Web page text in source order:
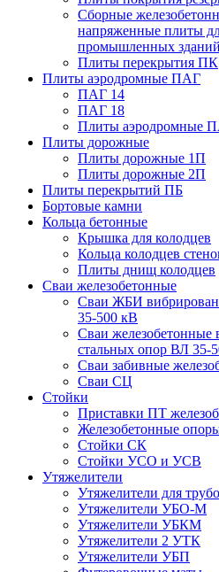
Сборные
напряженные плиты
промышленных зданий
Плиты перекрытия ПК
Плиты аэродромные ПАГ
ПАГ 14
ПАГ 18
Плиты аэродромные
Плиты дорожные
Плиты дорожные 1П
Плиты дорожные 2П
Плиты перекрытий ПБ
Бортовые камни
Кольца бетонные
Крышка для колодцев
Кольца колодцев
Плиты днищ колодцев
Сваи железобетонные
Сваи ЖБИ
35-500 кВ
Сваи железобетонные
стальных опор ВЛ 35-
Сваи забивные
Сваи СЦ
Стойки
Приставки ПТ
Железобетонные
Стойки СК
Стойки УСО и УСВ
Утяжелители
Утяжелители для
Утяжелители УБО-М
Утяжелители УБКМ
Утяжелители 2 УТК
Утяжелители УБП